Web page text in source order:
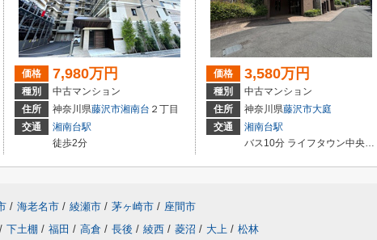
価格 7,980万円
種別
中古マンション
住所
神奈川県藤沢市湘南台 ２丁目
交通
湘南台駅
徒歩2分
価格 3,580万円
種別
中古マンション
住所
神奈川県藤沢市大庭
交通
湘南台駅
バス10分 ライフタウン中央（神奈川県） 停歩4分
/ 海老名市 / 綾瀬市 / 茅ヶ崎市 / 座間市
/ 下土棚 / 福田 / 高倉 / 長後 / 綾西 / 菱沼 / 大上 / 松林